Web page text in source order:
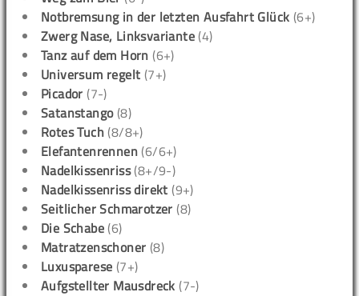
Notbremsung in der letzten Ausfahrt Glück (6+)
Zwerg Nase, Linksvariante (4)
Tanz auf dem Horn (6+)
Universum regelt (7+)
Picador (7-)
Satanstango(8)
Rotes Tuch (8/8+)
Elefantenrennen (6/6+)
Nadelkissenriss(8+/9-)
Nadelkissenriss direkt (9+)
Seitlicher Schmarotzer (8)
Die Schabe (6)
Matratzenschoner (8)
Luxusparese (7+)
Aufgstellter Mausdreck (7-)